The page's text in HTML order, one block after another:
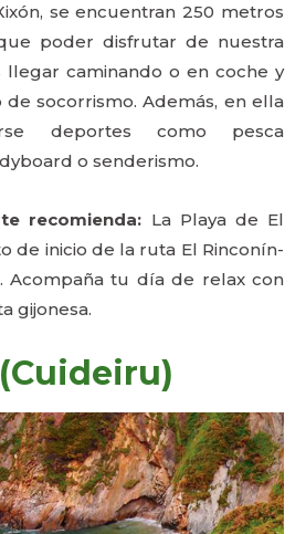
se encuentran 250 metros
poder disfrutar de nuestra
llegar caminando o en coche y
de socorrismo. Además, en ella
deportes como pesca
o senderismo.
recomienda: La Playa de El
de inicio de la ruta El Rinconín-
Acompaña tu día de relax con
gijonesa.